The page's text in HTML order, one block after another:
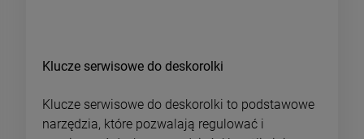
Klucze serwisowe do deskorolki
Klucze serwisowe do deskorolki to podstawowe
narzędzia, które pozwalają regulować i